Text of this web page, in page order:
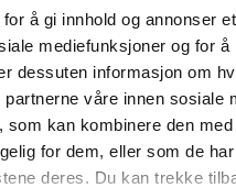
å gi innhold og annonser et
mediefunksjoner og for å
dessuten informasjon om
våre innen sosiale
som kan kombinere den med
for dem, eller som de
deres. Du kan trekke